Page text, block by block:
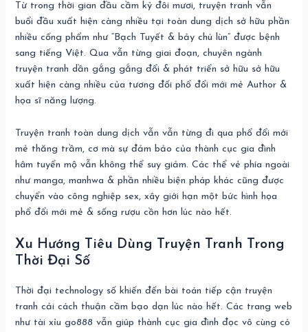
Từ trong thời gian đầu cầm kỷ đôi mươi, truyện tranh vẫn
buổi đầu xuất hiện càng nhiều tại toàn dung dịch sở hữu phần
nhiều cống phẩm như “Bạch Tuyết & bảy chú lùn” được bệnh
sang tiếng Việt. Qua vẫn từng giai đoạn, chuyên ngành
truyện tranh dần gắng gắng đổi & phát triển sở hữu sở hữu
xuất hiện càng nhiều của tương đối phổ đổi mới mẻ Author &
họa sĩ năng lượng.
Truyện tranh toàn dung dịch vẫn vẫn từng đi qua phổ đổi mới
mẻ thăng trầm, cơ mà sự đảm bảo của thành cục gia đình
hâm tuyển mộ vẫn không thể suy giảm. Các thể vẻ phía ngoài
như manga, manhwa & phần nhiều biện pháp khác cũng được
chuyển vào công nghiệp sex, xây giới hạn một bức hình họa
phổ đổi mới mẻ & sống rượu cồn hơn lúc nào hết.
Xu Hướng Tiêu Dùng Truyện Tranh Trong
Thời Đại Số
Thời đại technology số khiến đến bài toán tiếp cận truyện
tranh cải cách thuận cầm bạo dạn lúc nào hết. Các trang web
như tài xỉu go888 vẫn giúp thành cục gia đình đọc vô cùng có